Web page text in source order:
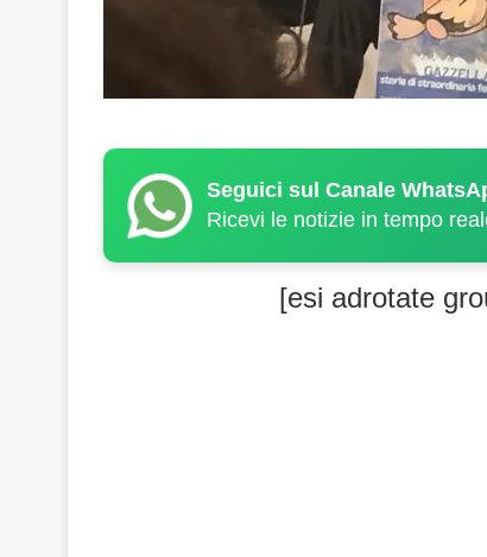
Seguici sul Canale
Ricevi le notizie in tempo
[esi adrotate